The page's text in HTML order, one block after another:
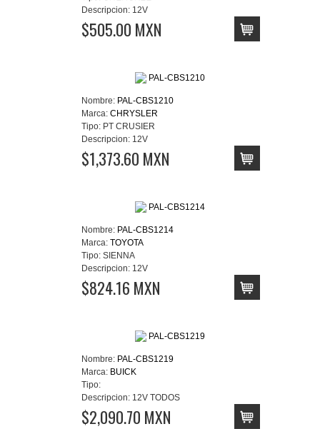
Descripcion: 12V
$505.00 MXN
Nombre: PAL-CBS1210
Marca: CHRYSLER
Tipo: PT CRUSIER
Descripcion: 12V
$1,373.60 MXN
Nombre: PAL-CBS1214
Marca: TOYOTA
Tipo: SIENNA
Descripcion: 12V
$824.16 MXN
Nombre: PAL-CBS1219
Marca: BUICK
Tipo:
Descripcion: 12V TODOS
$2,090.70 MXN